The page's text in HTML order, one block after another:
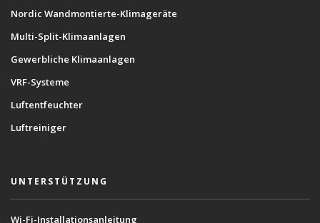
Nordic Wandmontierte-Klimageräte
Multi-Split-Klimaanlagen
Gewerbliche Klimaanlagen
VRF-Systeme
Luftentfeuchter
Luftreiniger
UNTERSTÜTZUNG
Wi-Fi-Installationsanleitung